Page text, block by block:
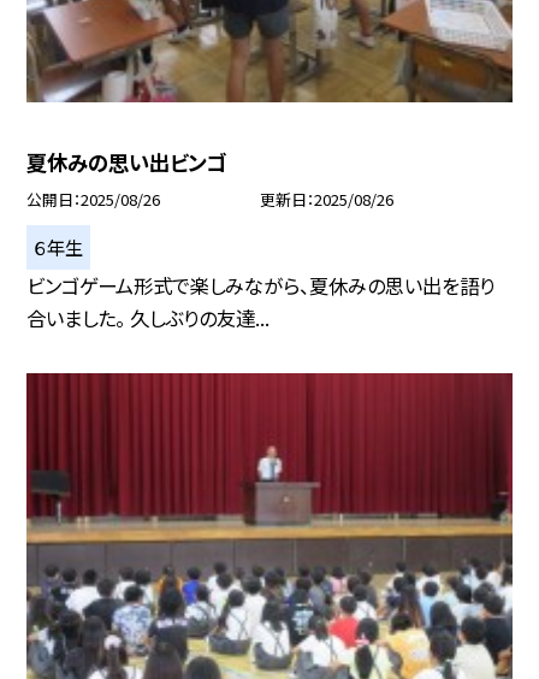
夏休みの思い出ビンゴ
公開日 2025/08/26 更新日 2025/08/26
６年生
ビンゴゲーム形式で楽しみながら、夏休みの思い出を語り
合いました。 久しぶりの友達...